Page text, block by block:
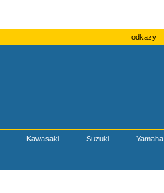
odkazy
Kawasaki Suzuki Yamaha